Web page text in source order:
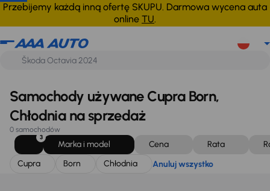
Przebijemy każdą inną ofertę SKUPU. Darmowa wycena auta
online TU.
Cupra Born Chłodnia Anuluj wszystko
Samochody używane Cupra Born,
Chłodnia na sprzedaż
0 samochodów
3
Marka i model Cena Rata
Cupra
Born Chłodnia Anuluj wszystko